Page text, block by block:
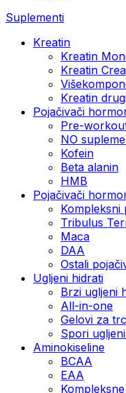
Suplementi
Kreatin
Kreatin
Kreatin
Kreatin
Pojačivači
Pre-
NO
Kofein
Beta alanin
HMB
Pojačivači
Kompleksni
Tribulus
Maca
DAA
Ostali
Ugljeni hidrati
Brzi ugljeni
All-in-one
Gelovi za
Spori
Aminokiseline
BCAA
ЕАА